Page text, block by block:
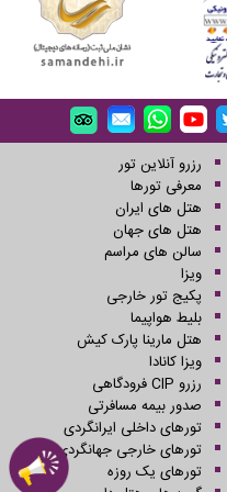
رزرو آنلاین تور
معرفی تورها
هتل های ایران
هتل های جهان
سالن های مراسم
ویزا
پکیج تور خارجی
بلیط هواپیما
هتل مارینا پارک کیش
ویزا کانادا
رزرو CIP فرودگاهی
صدور بیمه مسافرتی
تورهای داخلی ایرانگردی
تورهای خارجی جهانگردی
تورهای یک روزه